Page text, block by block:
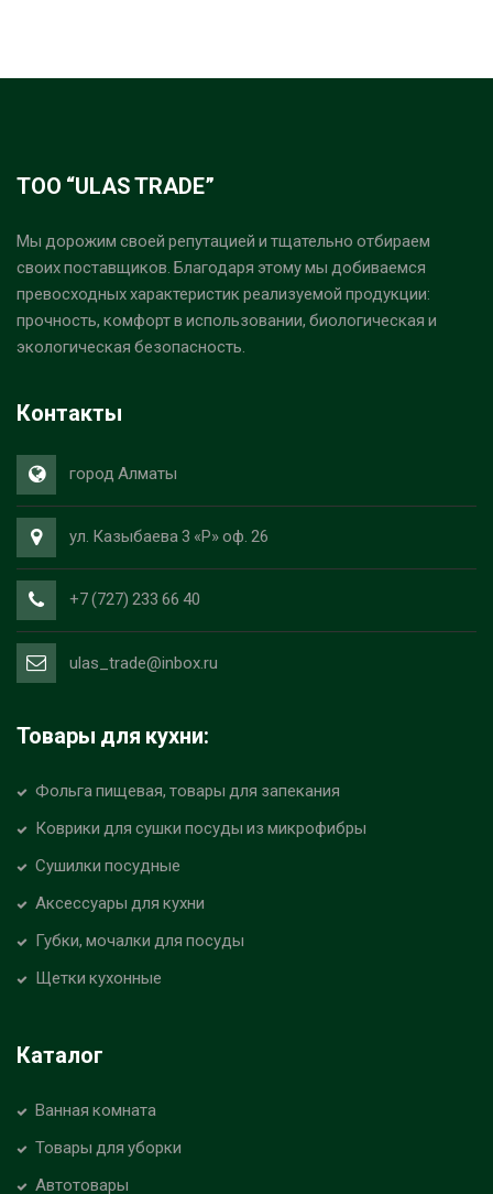
ТОО “ULAS TRADE”
Мы дорожим своей репутацией и тщательно отбираем
своих поставщиков. Благодаря этому мы добиваемся
превосходных характеристик реализуемой продукции:
прочность, комфорт в использовании, биологическая и
экологическая безопасность.
Контакты
город Алматы
ул. Казыбаева 3 «Р» оф. 26
+7 (727) 233 66 40
ulas_trade@inbox.ru
Товары для кухни:
Фольга пищевая, товары для запекания
Коврики для сушки посуды из микрофибры
Сушилки посудные
Аксессуары для кухни
Губки, мочалки для посуды
Щетки кухонные
Каталог
Ванная комната
Товары для уборки
Автотовары